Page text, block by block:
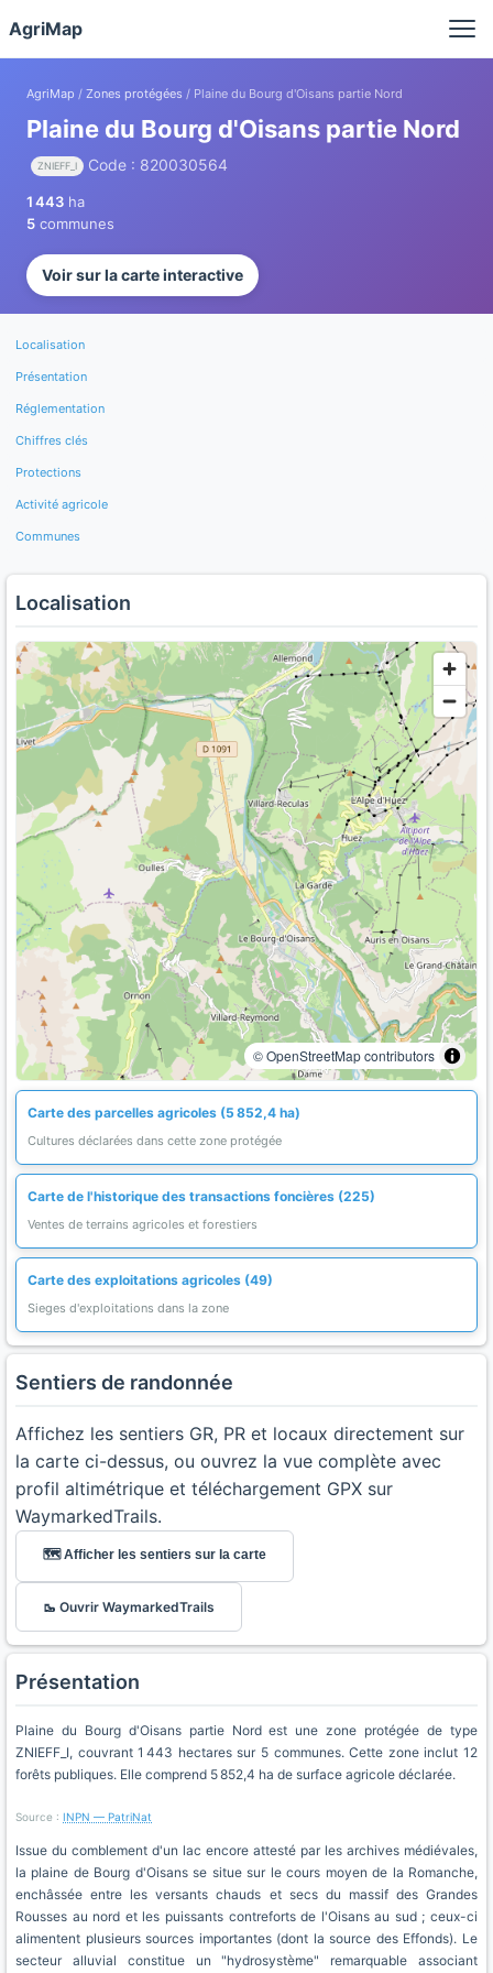
AgriMap
AgriMap / Zones protégées / Plaine du Bourg d'Oisans partie Nord
Plaine du Bourg d'Oisans partie Nord
ZNIEFF_I Code : 820030564
1 443 ha
5 communes
Voir sur la carte interactive
Localisation
Présentation
Réglementation
Chiffres clés
Protections
Activité agricole
Communes
Localisation
© OpenStreetMap contributors
Carte des parcelles agricoles (5 852,4 ha)
Cultures déclarées dans cette zone protégée
Carte de l'historique des transactions foncières (225)
Ventes de terrains agricoles et forestiers
Carte des exploitations agricoles (49)
Sieges d'exploitations dans la zone
Sentiers de randonnée
Affichez les sentiers GR, PR et locaux directement sur
la carte ci-dessus, ou ouvrez la vue complète avec
profil altimétrique et téléchargement GPX sur
WaymarkedTrails.
🗺️ Afficher les sentiers sur la carte
🥾 Ouvrir WaymarkedTrails
Présentation
Plaine du Bourg d'Oisans partie Nord est une zone protégée de type
ZNIEFF_I, couvrant 1 443 hectares sur 5 communes. Cette zone inclut 12
forêts publiques. Elle comprend 5 852,4 ha de surface agricole déclarée.
Source : INPN — PatriNat
Issue du comblement d'un lac encore attesté par les archives médiévales,
la plaine de Bourg d'Oisans se situe sur le cours moyen de la Romanche,
enchâssée entre les versants chauds et secs du massif des Grandes
Rousses au nord et les puissants contreforts de l'Oisans au sud ; ceux-ci
alimentent plusieurs sources importantes (dont la source des Effonds). Le
secteur alluvial constitue un "hydrosystème" remarquable associant